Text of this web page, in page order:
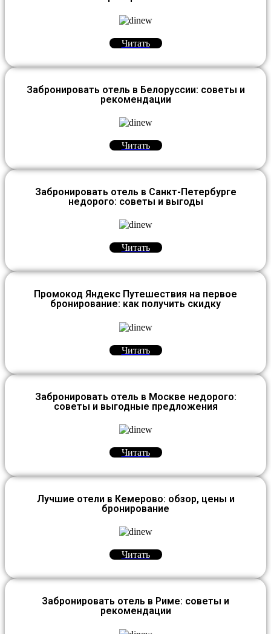
Читать
Забронировать отель в Белоруссии: советы и
рекомендации
Читать
Забронировать отель в Санкт-Петербурге
недорого: советы и выгоды
Читать
Промокод Яндекс Путешествия на первое
бронирование: как получить скидку
Читать
Забронировать отель в Москве недорого:
советы и выгодные предложения
Читать
Лучшие отели в Кемерово: обзор, цены и
бронирование
Читать
Забронировать отель в Риме: советы и
рекомендации